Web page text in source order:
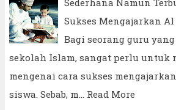
Sukses Mengajarkan Al
Bagi seorang guru
sekolah Islam, sangat perlu untuk
mengenai cara sukses
siswa. Sebab, m…
Read More